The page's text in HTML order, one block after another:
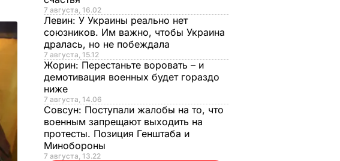
7 августа, 16.02
Левин: У Украины реально нет
союзников. Им важно, чтобы Украина
дралась, но не побеждала
7 августа, 15.12
Жорин: Перестаньте воровать – и
демотивация военных будет гораздо
ниже
7 августа, 14.06
Совсун: Поступали жалобы на то, что
военным запрещают выходить на
протесты. Позиция Генштаба и
Минобороны
7 августа, 13.22